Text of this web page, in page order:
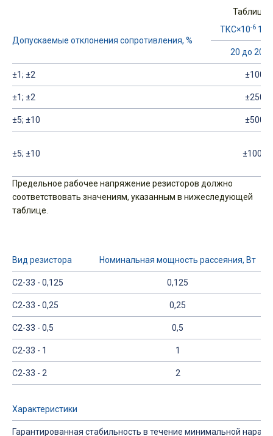
Таблица
Допускаемые отклонения сопротивления, %
ТКС×10-6 1/
20 до 200
±1; ±2 ±100
±1; ±2 ±250
±5; ±10 ±500
±5; ±10 ±1000
Предельное рабочее напряжение резисторов должно
соответствовать значениям, указанным в нижеследующей
таблице.
Вид резистора Номинальная мощность рассеяния, Вт
C2-33 - 0,125 0,125
C2-33 - 0,25 0,25
C2-33 - 0,5 0,5
C2-33 - 1 1
C2-33 - 2 2
Характеристики
Гарантированная стабильность в течение минимальной